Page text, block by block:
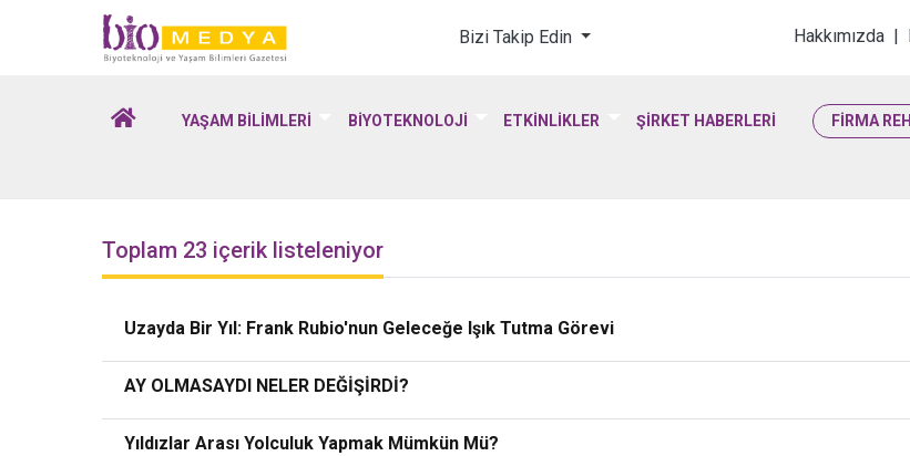
Biomedya - Biyoteknoloji & Yaşam
Bizi Takip Edin Hakkımızda |
YAŞAM BİLİMLERİ BİYOTEKNOLOJİ ETKİNLİKLER ŞİRKET HABERLERİ FİRMA
Toplam 23 içerik listeleniyor
Uzayda Bir Yıl: Frank Rubio'nun Geleceğe Işık Tutma Görevi
AY OLMASAYDI NELER DEĞİŞİRDİ?
Yıldızlar Arası Yolculuk Yapmak Mümkün Mü?